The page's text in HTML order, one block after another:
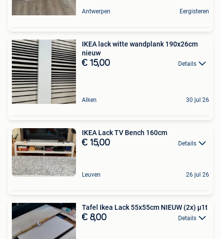
Antwerpen Eergisteren
IKEA lack witte wandplank 190x26cm
nieuw
€ 15,00 Details
Alken 30 jul 26
IKEA Lack TV Bench 160cm
€ 15,00 Details
Leuven 26 jul 26
Tafel Ikea Lack 55x55cm NIEUW (2x) µ1t
€ 8,00 Details